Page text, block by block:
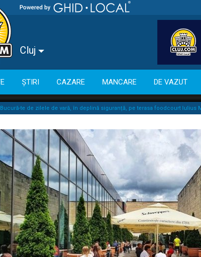
Cluj
ȘTIRI CAZARE MANCARE DE VAZUT
Bucură-te de zilele de vară, în deplină siguranță, pe terasa foodcourt Iulius